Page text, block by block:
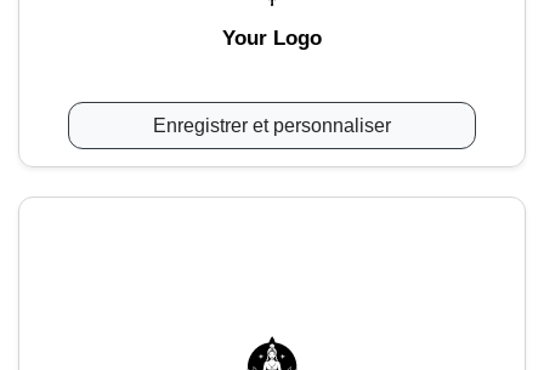
Your Logo
Enregistrer et personnaliser